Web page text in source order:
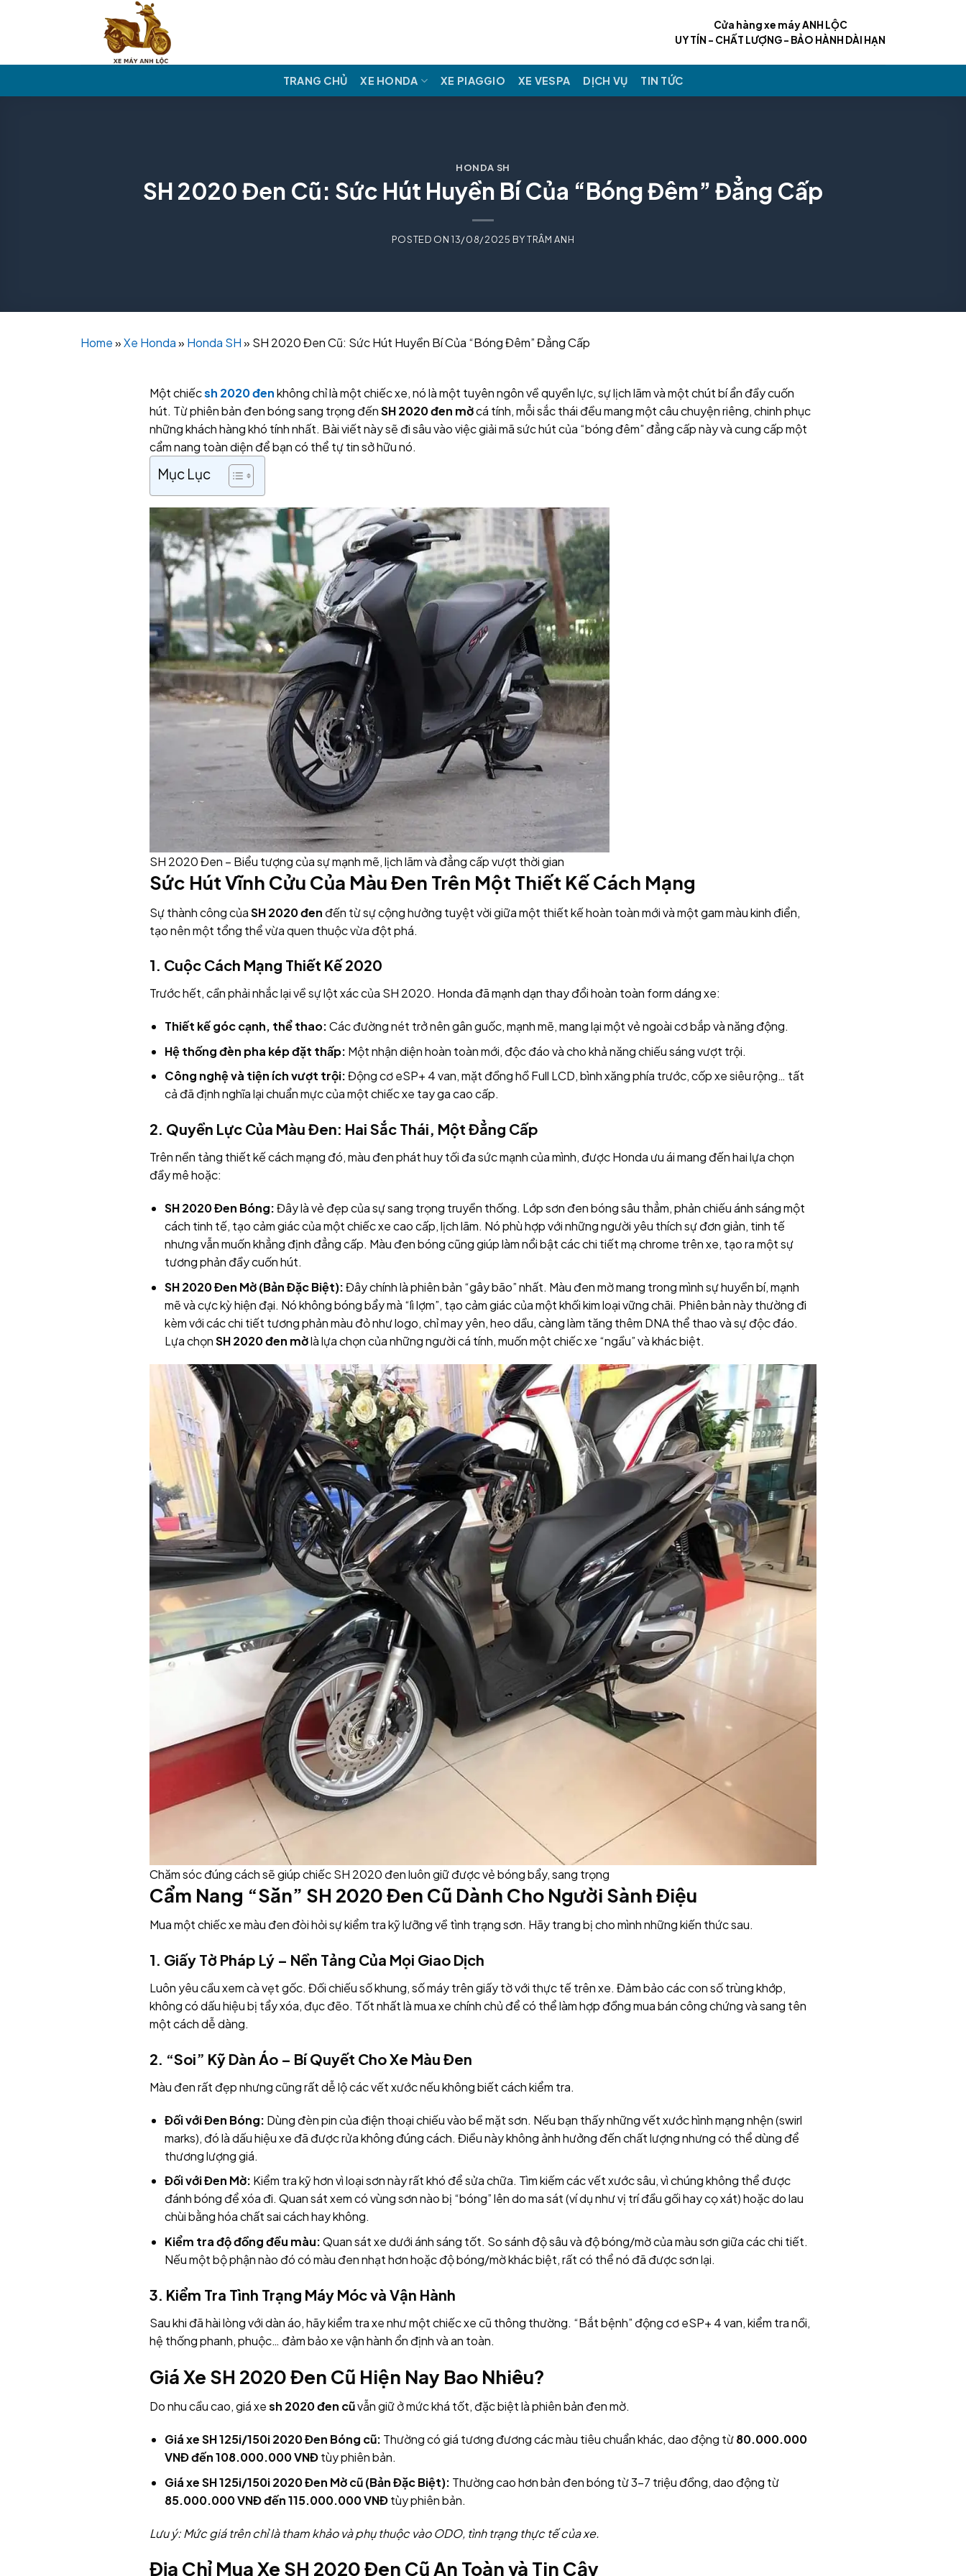
Cửa hàng xe máy ANH LỘC
UY TÍN - CHẤT LƯỢNG - BẢO HÀNH DÀI HẠN
TRANG CHỦ XE HONDA XE PIAGGIO XE VESPA DỊCH VỤ TIN TỨC
HONDA SH
SH 2020 Đen Cũ: Sức Hút Huyền Bí Của “Bóng Đêm” Đẳng Cấp
POSTED ON13/08/2025 BYTRÂM ANH
Home»Xe Honda» Honda SH» SH 2020 Đen Cũ: Sức Hút Huyền Bí Của “Bóng Đêm” Đẳng Cấp
Một chiếcsh 2020 đenkhông chỉ là một chiếc xe, nó là một tuyên ngôn về quyền lực, sự lịch lãm và một chút bí ẩn đầy cuốn
hút. Từ phiên bản đen bóng sang trọng đếnSH 2020 đen mờcá tính, mỗi sắc thái đều mang một câu chuyện riêng, chinh phục
những khách hàng khó tính nhất. Bài viết này sẽ đi sâu vào việc giải mã sức hút của “bóng đêm” đẳng cấp này và cung cấp một
cẩm nang toàn diện để bạn có thể tự tin sở hữu nó.
Mục Lục
SH 2020 Đen – Biểu tượng của sự mạnh mẽ, lịch lãm và đẳng cấp vượt thời gian
Sức Hút Vĩnh Cửu Của Màu Đen Trên Một Thiết Kế Cách Mạng
Sự thành công củaSH 2020 đen đến từ sự cộng hưởng tuyệt vời giữa một thiết kế hoàn toàn mới và một gam màu kinh điển,
tạo nên một tổng thể vừa quen thuộc vừa đột phá.
1. Cuộc Cách Mạng Thiết Kế 2020
Trước hết, cần phải nhắc lại về sự lột xác của SH 2020. Honda đã mạnh dạn thay đổi hoàn toàn form dáng xe:
Thiết kế góc cạnh, thể thao:Các đường nét trở nên gân guốc, mạnh mẽ, mang lại một vẻ ngoài cơ bắp và năng động.
Hệ thống đèn pha kép đặt thấp: Một nhận diện hoàn toàn mới, độc đáo và cho khả năng chiếu sáng vượt trội.
Công nghệ và tiện ích vượt trội:Động cơ eSP+ 4 van, mặt đồng hồ Full LCD, bình xăng phía trước, cốp xe siêu rộng… tất
cả đã định nghĩa lại chuẩn mực của một chiếc xe tay ga cao cấp.
2. Quyền Lực Của Màu Đen: Hai Sắc Thái, Một Đẳng Cấp
Trên nền tảng thiết kế cách mạng đó, màu đen phát huy tối đa sức mạnh của mình, được Honda ưu ái mang đến hai lựa chọn
đầy mê hoặc:
SH 2020 Đen Bóng:Đây là vẻ đẹp của sự sang trọng truyền thống. Lớp sơn đen bóng sâu thẳm, phản chiếu ánh sáng một
cách tinh tế, tạo cảm giác của một chiếc xe cao cấp, lịch lãm. Nó phù hợp với những người yêu thích sự đơn giản, tinh tế
nhưng vẫn muốn khẳng định đẳng cấp. Màu đen bóng cũng giúp làm nổi bật các chi tiết mạ chrome trên xe, tạo ra một sự
tương phản đầy cuốn hút.
SH 2020 Đen Mờ (Bản Đặc Biệt):Đây chính là phiên bản “gây bão” nhất. Màu đen mờ mang trong mình sự huyền bí, mạnh
mẽ và cực kỳ hiện đại. Nó không bóng bẩy mà “lì lợm”, tạo cảm giác của một khối kim loại vững chãi. Phiên bản này thường đi
kèm với các chi tiết tương phản màu đỏ như logo, chỉ may yên, heo dầu, càng làm tăng thêm DNA thể thao và sự độc đáo.
Lựa chọnSH 2020 đen mờlà lựa chọn của những người cá tính, muốn một chiếc xe “ngầu” và khác biệt.
Chăm sóc đúng cách sẽ giúp chiếc SH 2020 đen luôn giữ được vẻ bóng bẩy, sang trọng
Cẩm Nang “Săn” SH 2020 Đen Cũ Dành Cho Người Sành Điệu
Mua một chiếc xe màu đen đòi hỏi sự kiểm tra kỹ lưỡng về tình trạng sơn. Hãy trang bị cho mình những kiến thức sau.
1. Giấy Tờ Pháp Lý – Nền Tảng Của Mọi Giao Dịch
Luôn yêu cầu xem cà vẹt gốc. Đối chiếu số khung, số máy trên giấy tờ với thực tế trên xe. Đảm bảo các con số trùng khớp,
không có dấu hiệu bị tẩy xóa, đục đẽo. Tốt nhất là mua xe chính chủ để có thể làm hợp đồng mua bán công chứng và sang tên
một cách dễ dàng.
2. “Soi” Kỹ Dàn Áo – Bí Quyết Cho Xe Màu Đen
Màu đen rất đẹp nhưng cũng rất dễ lộ các vết xước nếu không biết cách kiểm tra.
Đối với Đen Bóng: Dùng đèn pin của điện thoại chiếu vào bề mặt sơn. Nếu bạn thấy những vết xước hình mạng nhện (swirl
marks), đó là dấu hiệu xe đã được rửa không đúng cách. Điều này không ảnh hưởng đến chất lượng nhưng có thể dùng để
thương lượng giá.
Đối với Đen Mờ: Kiểm tra kỹ hơn vì loại sơn này rất khó để sửa chữa. Tìm kiếm các vết xước sâu, vì chúng không thể được
đánh bóng để xóa đi. Quan sát xem có vùng sơn nào bị “bóng” lên do ma sát (ví dụ như vị trí đầu gối hay cọ xát) hoặc do lau
chùi bằng hóa chất sai cách hay không.
Kiểm tra độ đồng đều màu:Quan sát xe dưới ánh sáng tốt. So sánh độ sâu và độ bóng/mờ của màu sơn giữa các chi tiết.
Nếu một bộ phận nào đó có màu đen nhạt hơn hoặc độ bóng/mờ khác biệt, rất có thể nó đã được sơn lại.
3. Kiểm Tra Tình Trạng Máy Móc và Vận Hành
Sau khi đã hài lòng với dàn áo, hãy kiểm tra xe như một chiếc xe cũ thông thường. “Bắt bệnh” động cơ eSP+ 4 van, kiểm tra nồi,
hệ thống phanh, phuộc… đảm bảo xe vận hành ổn định và an toàn.
Giá Xe SH 2020 Đen Cũ Hiện Nay Bao Nhiêu?
Do nhu cầu cao, giá xesh 2020 đen cũvẫn giữ ở mức khá tốt, đặc biệt là phiên bản đen mờ.
Giá xe SH 125i/150i 2020 Đen Bóng cũ: Thường có giá tương đương các màu tiêu chuẩn khác, dao động từ80.000.000
VNĐ đến 108.000.000 VNĐtùy phiên bản.
Giá xe SH 125i/150i 2020 Đen Mờ cũ (Bản Đặc Biệt): Thường cao hơn bản đen bóng từ 3-7 triệu đồng, dao động từ
85.000.000 VNĐ đến 115.000.000 VNĐtùy phiên bản.
Lưu ý: Mức giá trên chỉ là tham khảo và phụ thuộc vào ODO, tình trạng thực tế của xe.
Địa Chỉ Mua Xe SH 2020 Đen Cũ An Toàn và Tin Cậy